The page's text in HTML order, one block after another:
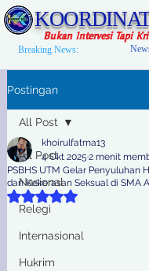
Bukan Intervesi Tapi
Breaking News:
Postingan
All Post
Nasional
Relegi
Internasional
Hukrim
All Post
PSBHS UTM Gelar Penyuluhan
dan Kekerasan Seksual di SMA
khoirulfatma13
4 Okt 2025 2 menit
Dinilai NaN dari 5